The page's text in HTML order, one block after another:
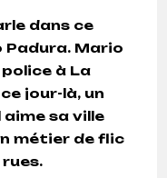
dans ce
Mario
à La
jour-là, un
sa ville
métier de flic